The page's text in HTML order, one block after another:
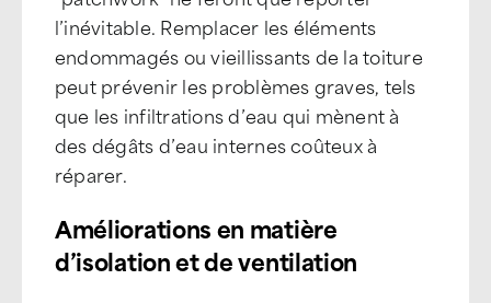
l’inévitable. Remplacer les éléments
endommagés ou vieillissants de la toiture
peut prévenir les problèmes graves, tels
que les infiltrations d’eau qui mènent à
des dégâts d’eau internes coûteux à
réparer.
Améliorations en matière
d’isolation et de ventilation